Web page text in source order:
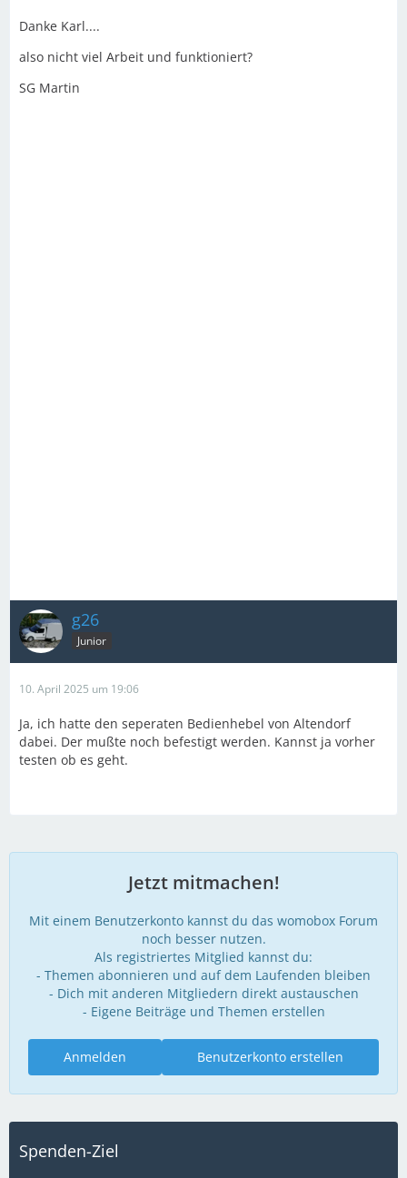
Danke Karl....
also nicht viel Arbeit und funktioniert?
SG Martin
g26
Junior
10. April 2025 um 19:06
Ja, ich hatte den seperaten Bedienhebel von Altendorf
dabei. Der mußte noch befestigt werden. Kannst ja vorher
testen ob es geht.
Jetzt mitmachen!
Mit einem Benutzerkonto kannst du das womobox Forum
noch besser nutzen.
Als registriertes Mitglied kannst du:
- Themen abonnieren und auf dem Laufenden bleiben
- Dich mit anderen Mitgliedern direkt austauschen
- Eigene Beiträge und Themen erstellen
Benutzerkonto erstellen
Anmelden
Spenden-Ziel